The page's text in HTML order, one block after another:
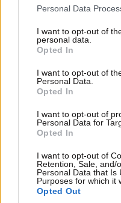
Please note that this
not limited to your visit or
grant or deny consent to
use your data for below
consent section.
Personal Data
I want to opt-out of
personal data.
Opted In
I want to opt-out of
Personal Data.
Opted In
I want to opt-out of
Personal Data for
Opted In
I want to opt-out of
Retention, Sale, and/
Personal Data that Is
Purposes for which it
Opted Out